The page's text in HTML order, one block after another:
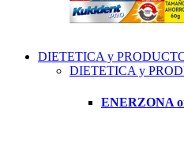
DIETETICA y
DIETETICA y
ENERZONA